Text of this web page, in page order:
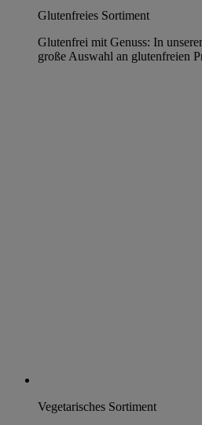
Glutenfreies Sortiment
Glutenfrei mit Genuss: In
große Auswahl an glutenfreien
Vegetarisches Sortiment